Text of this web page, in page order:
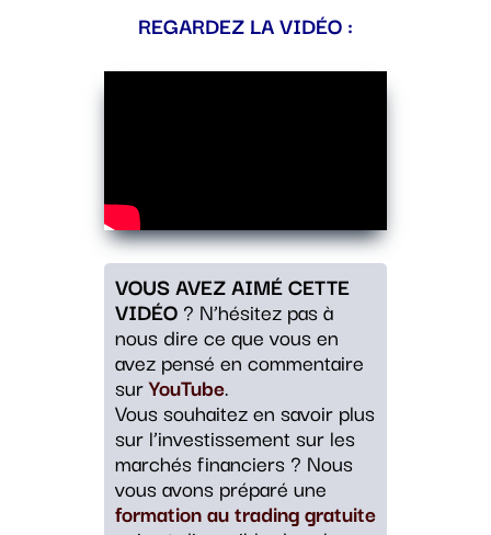
REGARDEZ LA VIDÉO :
VOUS AVEZ AIMÉ CETTE
VIDÉO? N’hésitez pas à
nous dire ce que vous en
avez pensé en commentaire
surYouTube.
Vous souhaitez en savoir plus
sur l’investissement sur les
marchés financiers ? Nous
vous avons préparé une
formation au trading gratuite